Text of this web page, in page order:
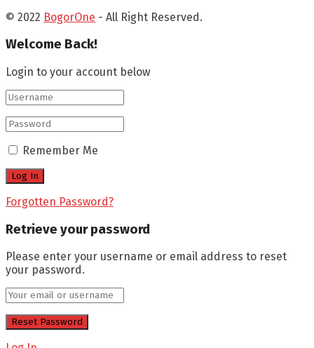
© 2022 BogorOne - All Right Reserved.
Welcome Back!
Login to your account below
Remember Me
Forgotten Password?
Retrieve your password
Please enter your username or email address to reset
your password.